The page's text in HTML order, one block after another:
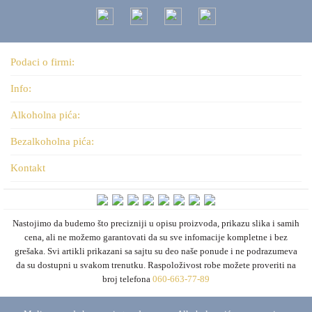
Podaci o firmi:
Info:
Alkoholna pića:
Bezalkoholna pića:
Kontakt
Nastojimo da budemo što precizniji u opisu proizvoda, prikazu slika i samih
cena, ali ne možemo garantovati da su sve infomacije kompletne i bez
grešaka. Svi artikli prikazani sa sajtu su deo naše ponude i ne podrazumeva
da su dostupni u svakom trenutku. Raspoloživost robe možete proveriti na
broj telefona 060-663-77-89